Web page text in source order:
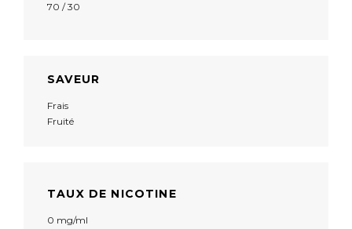
70 / 30
SAVEUR
Frais
Fruité
TAUX DE NICOTINE
0 mg/ml